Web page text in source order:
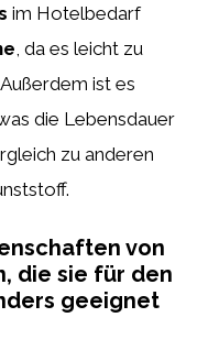
im Hotelbedarf
, da es leicht zu
ist es
was die Lebensdauer
zu anderen
von
die sie für den
geeignet